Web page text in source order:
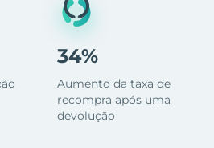
34%
Aumento da taxa de
recompra após uma
devolução